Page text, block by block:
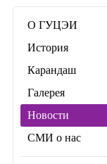
О ГУЦЭИ
История
Карандаш
Галерея
Новости
СМИ о нас